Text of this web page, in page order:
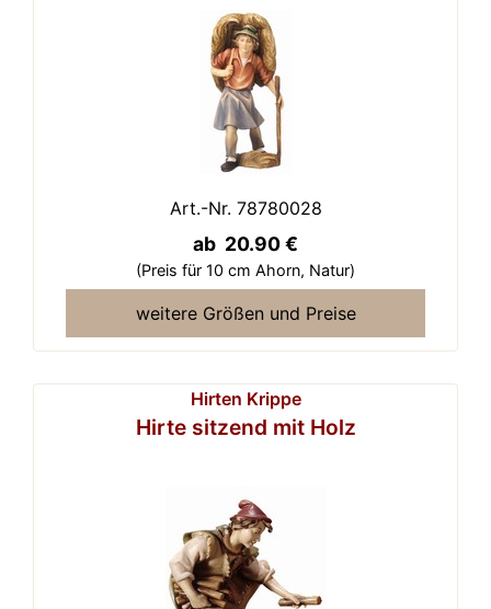
Art.-Nr. 78780028
ab 20.90 €
(Preis für 10 cm Ahorn, Natur)
weitere Größen und Preise
Hirten Krippe
Hirte sitzend mit Holz